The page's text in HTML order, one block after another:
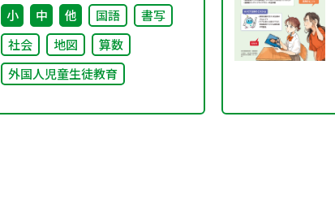
さしい日本語」～
小 中 他 国語
書写
社会
地図
算数
外国人児童生徒教育